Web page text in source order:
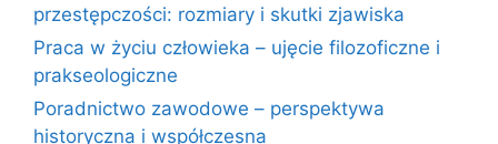
przestępczości: rozmiary i skutki zjawiska
Praca w życiu człowieka – ujęcie filozoficzne i
prakseologiczne
Poradnictwo zawodowe – perspektywa
historyczna i współczesna